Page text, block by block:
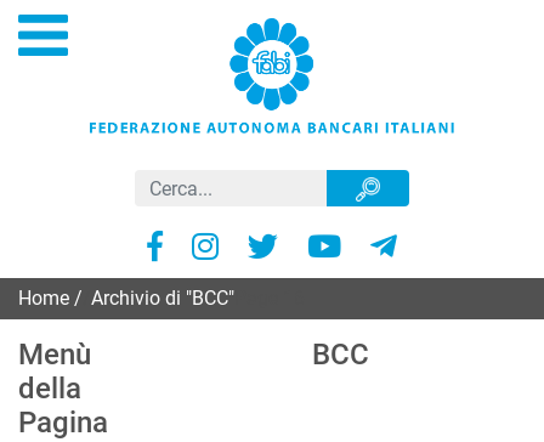
Home Archivio di "BCC"
Menù
della
Pagina
BCC